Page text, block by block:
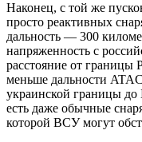
Наконец, с той же
просто реактивных
дальность — 300
напряженность с
расстояние от границы
меньше дальности
украинской границы
есть даже обычные
которой ВСУ могут